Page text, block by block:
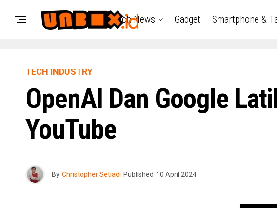
Tech News Gadget Smartphone &
TECH INDUSTRY
OpenAI Dan Google
YouTube
By Christopher Setiadi Published 10 April 2024